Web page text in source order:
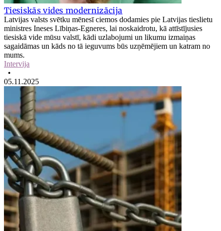
Tiesiskās vides modernizācija
Latvijas valsts svētku mēnesī ciemos dodamies pie Latvijas tieslietu
ministres Ineses Lībiņas-Egneres, lai noskaidrotu, kā attīstījusies
tiesiskā vide mūsu valstī, kādi uzlabojumi un likumu izmaiņas
sagaidāmas un kāds no tā ieguvums būs uzņēmējiem un katram no
mums.
Intervija
•
05.11.2025